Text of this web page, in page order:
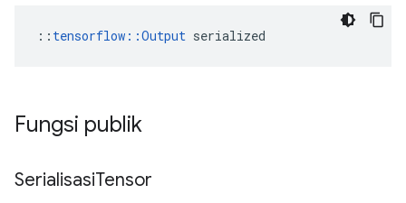
:: tensorflow::Output serialized
Fungsi publik
SerialisasiTensor